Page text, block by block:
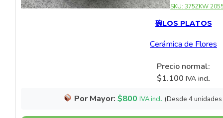
SKU:375ZKW
碗LOS PLATOS
Cerámica de Flores
Precio normal:
$1.100 IVA incl.
Por Mayor: $800 IVA incl. (Desde 4